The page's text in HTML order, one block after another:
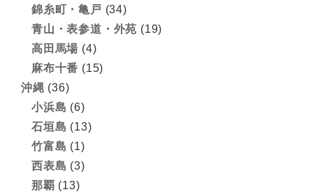
錦糸町・亀戸 (34)
青山・表参道・外苑 (19)
高田馬場 (4)
麻布十番 (15)
沖縄 (36)
小浜島 (6)
石垣島 (13)
竹富島 (1)
西表島 (3)
那覇 (13)